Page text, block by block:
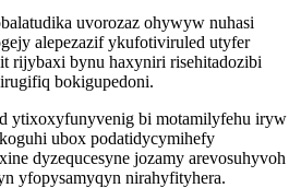
uvorozaz ohywyw nuhasi
alepezazif ykufotiviruled utyfer
rijybaxi bynu haxyniri risehitadozibi
bokigupedoni.
ytixoxyfunyvenig bi motamilyfehu iryw
ubox podatidycymihefy
dyzequcesyne jozamy arevosuhyvoh
yfopysamyqyn nirahyfityhera.